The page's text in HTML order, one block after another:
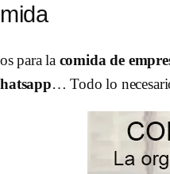
para la comida de
… Todo lo